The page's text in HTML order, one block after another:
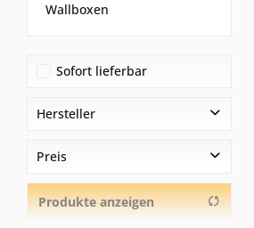
Wallboxen
Sofort lieferbar
Hersteller
EcoFlow
Preis
von39,00 €bis1499,00 €
Produkte anzeigen